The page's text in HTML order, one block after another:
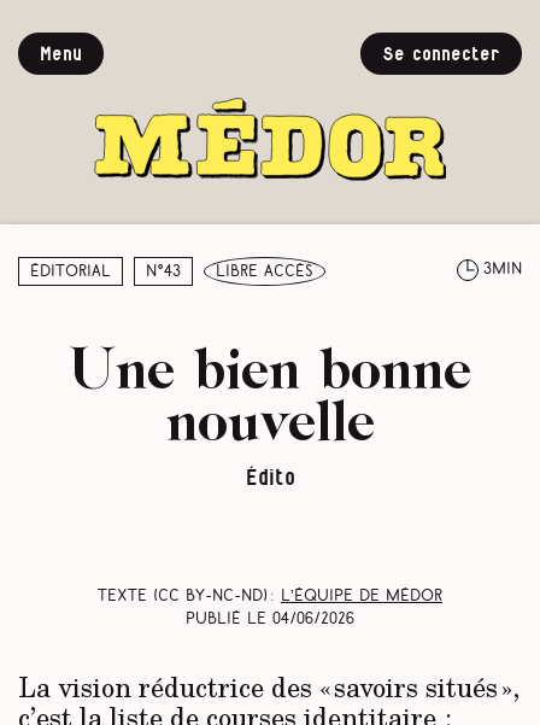
Menu Se connecter
Éditorial N°43 libre accès 3min
Une bien bonne
nouvelle
Édito
Texte (CC BY-NC-ND) :
L’équipe de Médor
Publié le 04/06/2026
La vision réductrice des « savoirs situés »,
c’est la liste de courses identitaire :